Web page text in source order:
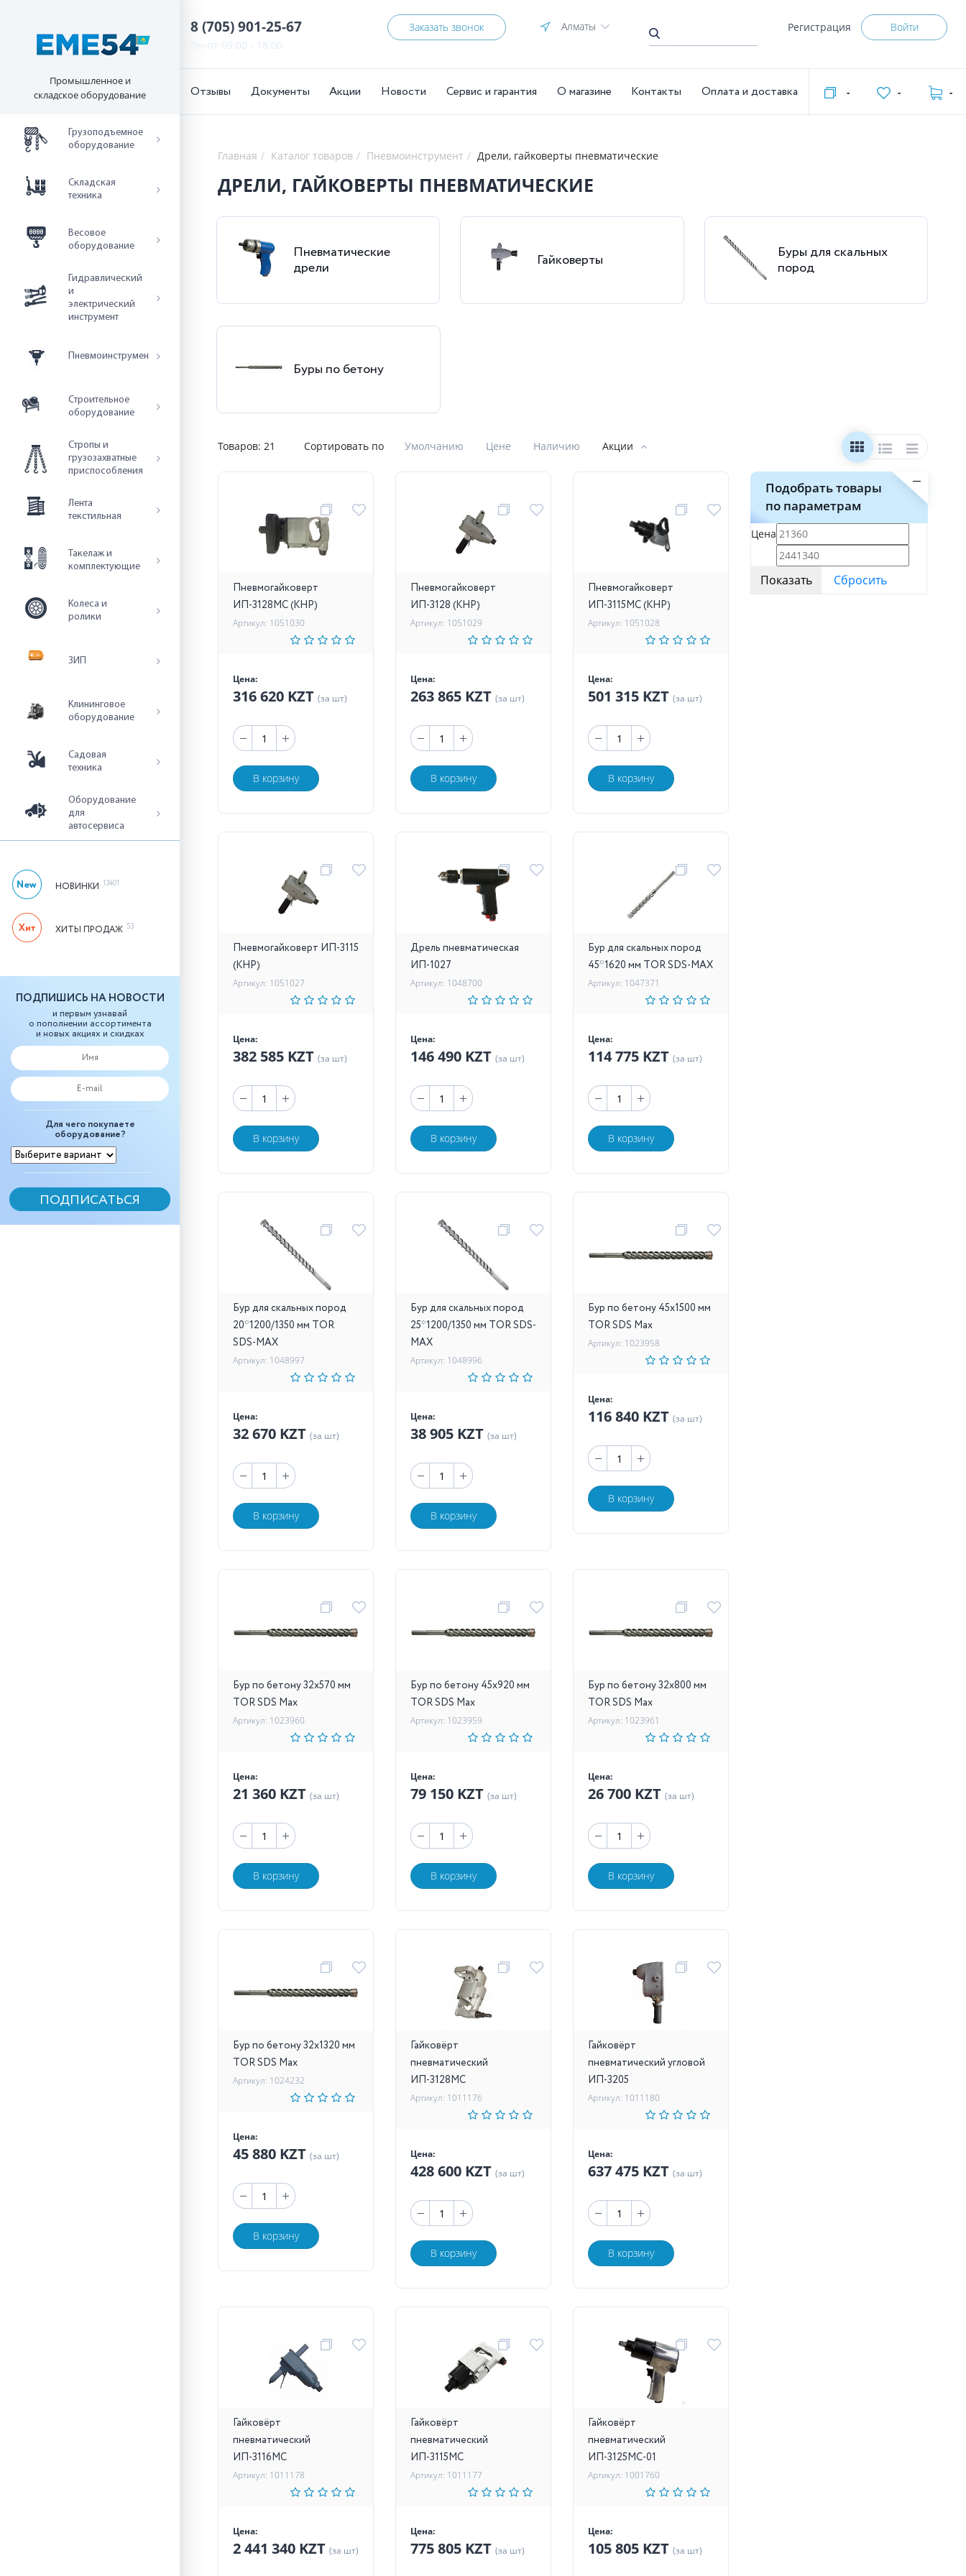
Промышленное и
складское оборудование
Грузоподъемное
оборудование
Складская
техника
Весовое
оборудование
Гидравлический
и
электрический
инструмент
Пневмоинструмент
Строительное
оборудование
Стропы и
грузозахватные
приспособления
Лента
текстильная
Такелаж и
комплектующие
Колеса и
ролики
ЗИП
Клининговое
оборудование
Садовая
техника
Оборудование
для
автосервиса
НОВИНКИ 13401
ХИТЫ ПРОДАЖ 53
ПОДПИШИСЬ НА НОВОСТИ
и первым узнавай
о пополнении ассортимента
и новых акциях и скидках
Для чего покупаете
оборудование?
8 (705) 901-25-67
пн-пт 09:00 - 18:00
Заказать звонок Алматы Регистрация Войти
Отзывы Документы Акции Новости Сервис и гарантия О магазине Контакты Оплата и доставка - - -
Главная Каталог товаров Пневмоинструмент Дрели, гайковерты пневматические
ДРЕЛИ, ГАЙКОВЕРТЫ ПНЕВМАТИЧЕСКИЕ
Пневматические
дрели
Гайковерты
Буры для скальных
пород
Буры по бетону
Товаров: 21 Сортировать по Умолчанию Цене Наличию Акции
Подобрать товары
по параметрам
Цена
Пневмогайковерт
ИП-3128МС (КНР)
Артикул: 1051030
Цена:
316 620 KZT (за шт)
В корзину
Пневмогайковерт
ИП-3128 (КНР)
Артикул: 1051029
Цена:
263 865 KZT (за шт)
В корзину
Пневмогайковерт
ИП-3115МС (КНР)
Артикул: 1051028
Цена:
501 315 KZT (за шт)
В корзину
Пневмогайковерт ИП-3115
(КНР)
Артикул: 1051027
Цена:
382 585 KZT (за шт)
В корзину
Дрель пневматическая
ИП-1027
Артикул: 1048700
Цена:
146 490 KZT (за шт)
В корзину
Бур для скальных пород
45*1620 мм TOR SDS-MAX
Артикул: 1047371
Цена:
114 775 KZT (за шт)
В корзину
Бур для скальных пород
20*1200/1350 мм TOR
SDS-MAX
Артикул: 1048997
Цена:
32 670 KZT (за шт)
В корзину
Бур для скальных пород
25*1200/1350 мм TOR SDS-
MAX
Артикул: 1048996
Цена:
38 905 KZT (за шт)
В корзину
Бур по бетону 45х1500 мм
TOR SDS Max
Артикул: 1023958
Цена:
116 840 KZT (за шт)
В корзину
Бур по бетону 32х570 мм
TOR SDS Max
Артикул: 1023960
Цена:
21 360 KZT (за шт)
В корзину
Бур по бетону 45х920 мм
TOR SDS Max
Артикул: 1023959
Цена:
79 150 KZT (за шт)
В корзину
Бур по бетону 32х800 мм
TOR SDS Max
Артикул: 1023961
Цена:
26 700 KZT (за шт)
В корзину
Бур по бетону 32х1320 мм
TOR SDS Max
Артикул: 1024232
Цена:
45 880 KZT (за шт)
В корзину
Гайковёрт
пневматический
ИП-3128МС
Артикул: 1011176
Цена:
428 600 KZT (за шт)
В корзину
Гайковёрт
пневматический угловой
ИП-3205
Артикул: 1011180
Цена:
637 475 KZT (за шт)
В корзину
Гайковёрт
пневматический
ИП-3116МС
Артикул: 1011178
Цена:
2 441 340 KZT (за шт)
Гайковёрт
пневматический
ИП-3115МС
Артикул: 1011177
Цена:
775 805 KZT (за шт)
Гайковёрт
пневматический
ИП-3125МС-01
Артикул: 1001760
Цена:
105 805 KZT (за шт)